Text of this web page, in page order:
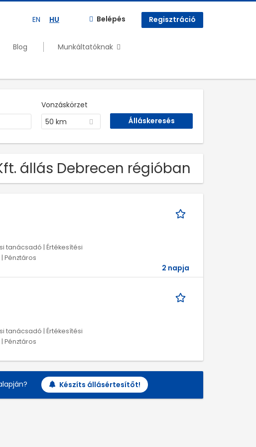
EN HU Belépés Regisztráció
Blog
Munkáltatóknak
Vonzáskörzet
50 km
állás Debrecen régióban
tanácsadó | Értékesítési
Pénztáros
2 napja
tanácsadó | Értékesítési
Pénztáros
Készíts állásértesítőt!